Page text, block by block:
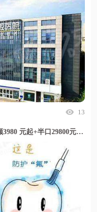
13
盐城平善口腔种植牙价格表贵吗？单颗3980 元起+半口29800元起+全口5万起，透明收费且门诊评价服务细致